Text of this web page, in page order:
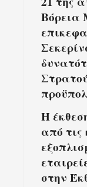
Βόρεια
Η
από τις
στην